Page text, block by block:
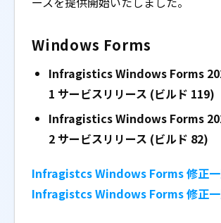
Windows Forms
Infragistics Windows Forms
1 サービスリリース (ビルド 119)
Infragistics Windows Forms
2 サービスリリース (ビルド 82)
Infragistcs Windows Forms 修正
Infragistcs Windows Forms 修正